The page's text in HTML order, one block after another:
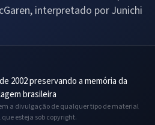
interpretado por Junichi
2002 preservando a memória da
brasileira
a divulgação de qualquer tipo de material
esteja sob copyright.